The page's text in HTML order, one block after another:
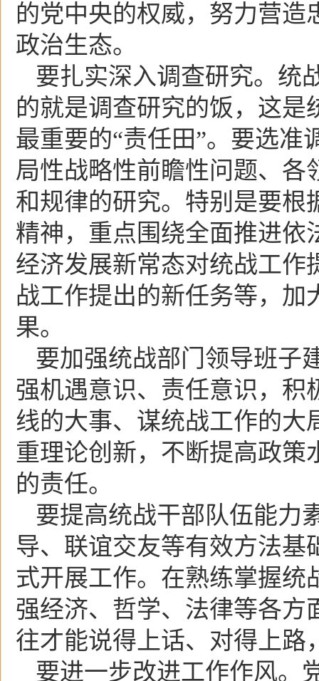
的党中央的权威，努力营
政治生态。
要扎实深入调查研究。统
的就是调查研究的饭，这是
最重要的“责任田”。要选准
局性战略性前瞻性问题、各
和规律的研究。特别是要根
精神，重点围绕全面推进依
经济发展新常态对统战工作
战工作提出的新任务等，加
果。
要加强统战部门领导班子
强机遇意识、责任意识，积
线的大事、谋统战工作的大
重理论创新，不断提高政策
的责任。
要提高统战干部队伍能力
导、联谊交友等有效方法基
式开展工作。在熟练掌握统
强经济、哲学、法律等各方
往才能说得上话、对得上路
要进一步改进工作作风。